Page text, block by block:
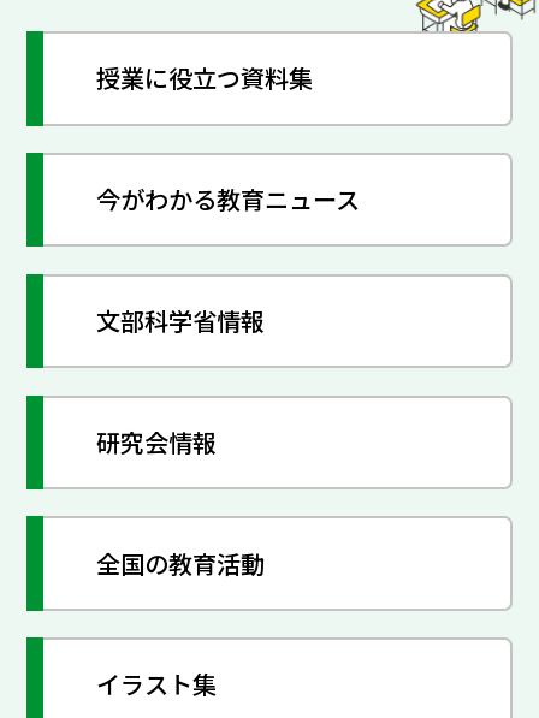
授業に役立つ資料集
今がわかる教育ニュース
文部科学省情報
研究会情報
全国の教育活動
イラスト集